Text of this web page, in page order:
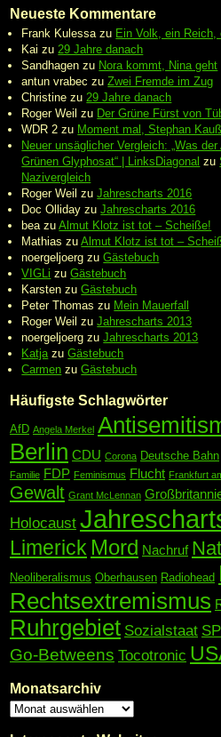
Neueste Kommentare
Frank Kulessa zu Ein Volk, ein Reich,
Kai zu 29 Jahre danach
Sandhagen zu Nora kommt, Nina geht
antun vrabec zuZwei Fremde im Zug
Christine zu 29 Jahre danach
Roger Weil zu Der Grüne Fürst von
WDR 2 zu Moment mal, Stephan
Neuer unsäglicher Vergleich: „Was
Grünen Glyphosat“ | LinksDiagonal zu
Nazivergleich
Roger Weil zuJahrescharts 2016
Doc Olliday zuJahrescharts 2016
bea zuAlmut Klotz ist tot – Scheiße!
Mathias zuAlmut Klotz ist tot –
noergeljoerg zuGästebuch
VIGLi zuGästebuch
Karsten zuGästebuch
Peter Thomas zu Mein Mauerfall
Roger Weil zuJahrescharts 2013
noergeljoerg zuJahrescharts 2013
Katja zuGästebuch
Carmen zuGästebuch
Häufigste Schlagwörter
AfD Angela Merkel
Berlin CDU Corona Deutsche Bahn
Familie FDP Feminismus Flucht Frankfurt
Gewalt Grant McLennan
Holocaust
Limerick Mord Nachruf
Neoliberalismus Oberhausen Radiohead
Rechtsextremismus
Ruhrgebiet Sozialstaat
Go-Betweens Tocotronic
Monatsarchiv